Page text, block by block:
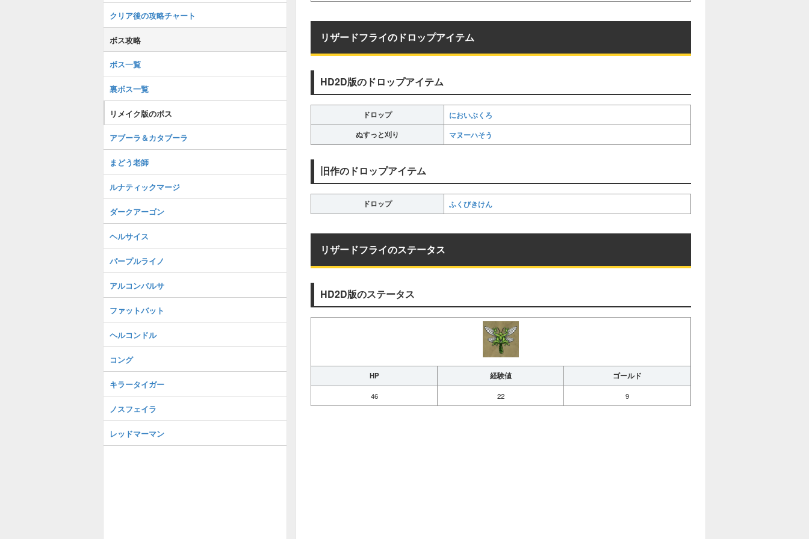
リザードフライのドロップアイテム
HD2D版のドロップアイテム
ドロップ においぶくろ
ぬすっと刈り マヌーハそう
旧作のドロップアイテム
ドロップ ふくびきけん
リザードフライのステータス
HD2D版のステータス
HP 経験値 ゴールド
46 22 9
クリア後の攻略チャート
ボス攻略
ボス一覧
裏ボス一覧
リメイク版のボス
アブーラ＆カタブーラ
まどう老師
ルナティックマージ
ダークアーゴン
ヘルサイス
パープルライノ
アルコンバルサ
ファットバット
ヘルコンドル
コング
キラータイガー
ノスフェイラ
レッドマーマン